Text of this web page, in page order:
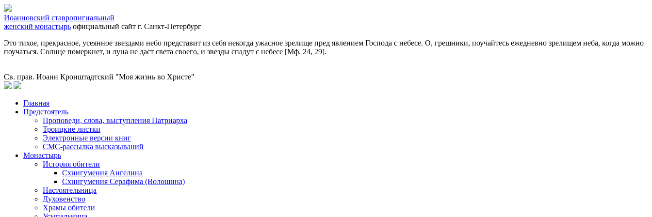
Иоанновский ставропигиальный
женский монастырь официальный сайт г. Санкт-Петербург
Это тихое, прекрасное, усеянное звездами небо представит из себя некогда ужасное зрелище пред явлением Господа с небесе. О, грешники, поучайтесь ежедневно зрелищем неба, когда можно
поучаться. Солнце померкнет, и луна не даст света своего, и звезды спадут с небесе [Мф. 24, 29].
Св. прав. Иоанн Кронштадтский "Моя жизнь во Христе"
Главная
Предстоятель
Проповеди, слова, выступления Патриарха
Троицкие листки
Электронные версии книг
СМС-рассылка высказываний
Монастырь
История обители
Схиигумения Ангелина
Схиигумения Серафима (Волошина)
Настоятельница
Духовенство
Храмы обители